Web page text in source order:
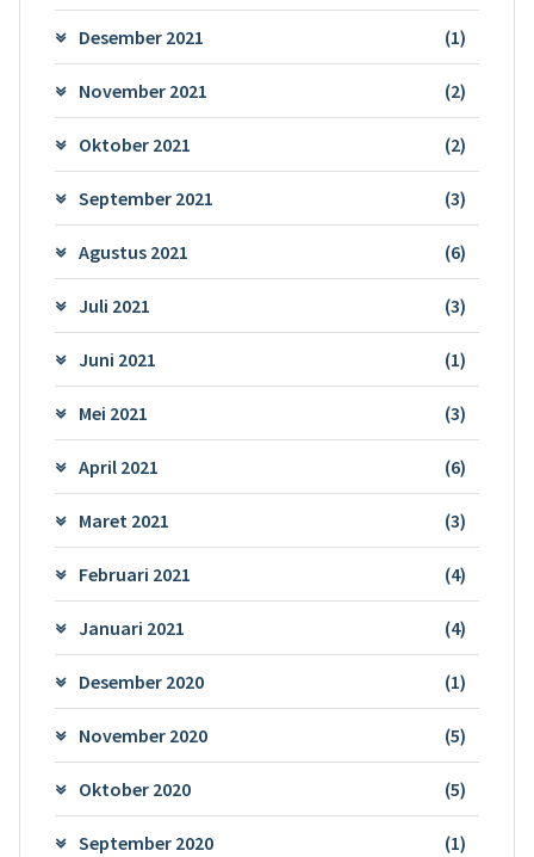
Desember 2021 (1)
November 2021 (2)
Oktober 2021 (2)
September 2021 (3)
Agustus 2021 (6)
Juli 2021 (3)
Juni 2021 (1)
Mei 2021 (3)
April 2021 (6)
Maret 2021 (3)
Februari 2021 (4)
Januari 2021 (4)
Desember 2020 (1)
November 2020 (5)
Oktober 2020 (5)
September 2020 (1)